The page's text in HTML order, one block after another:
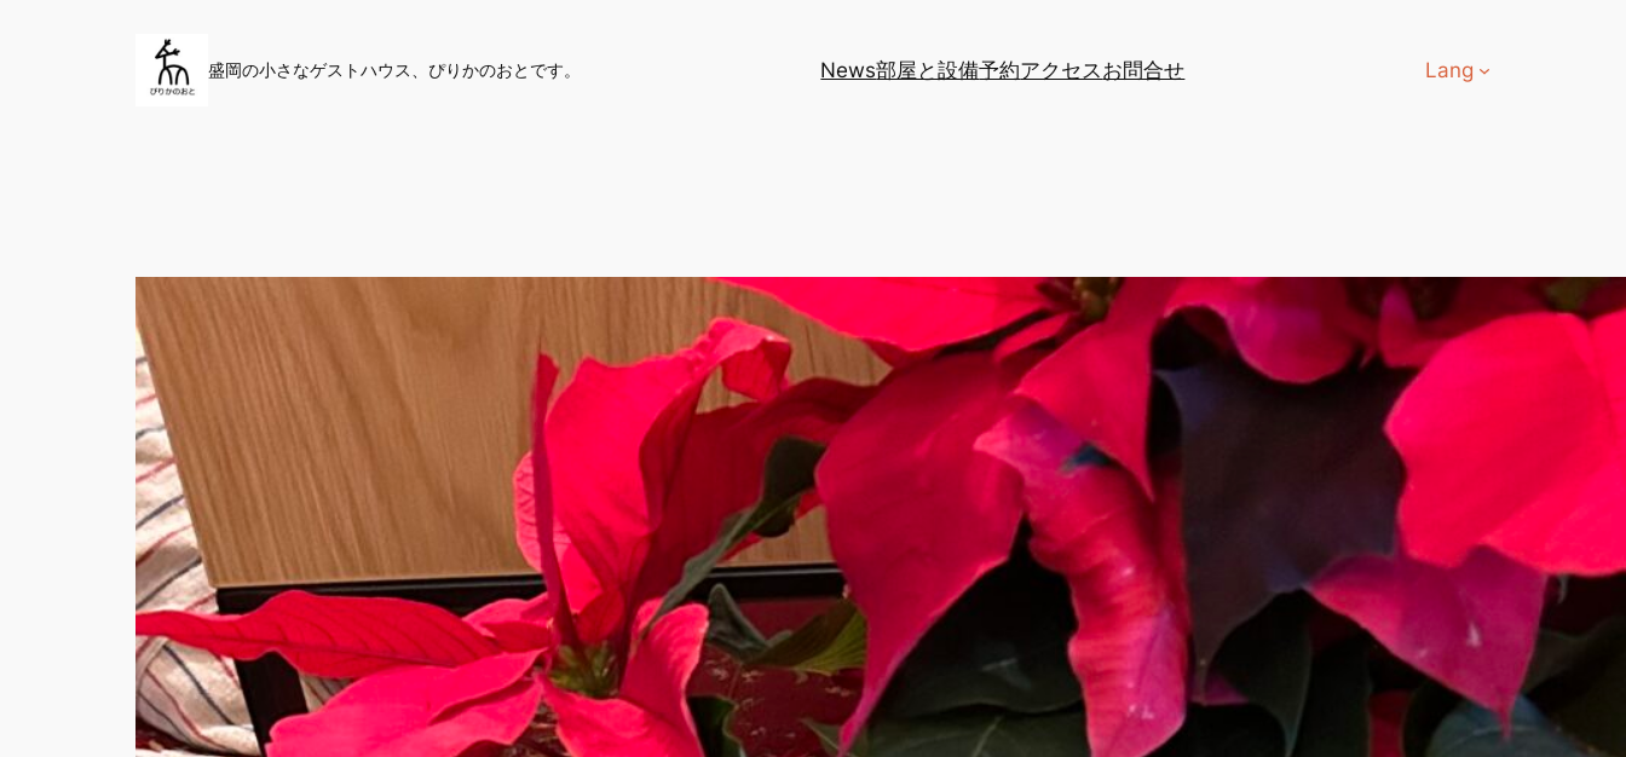
盛岡の小さなゲストハウス、ぴりかのおとです。 News部屋と設備予約アクセスお問合せ Lang